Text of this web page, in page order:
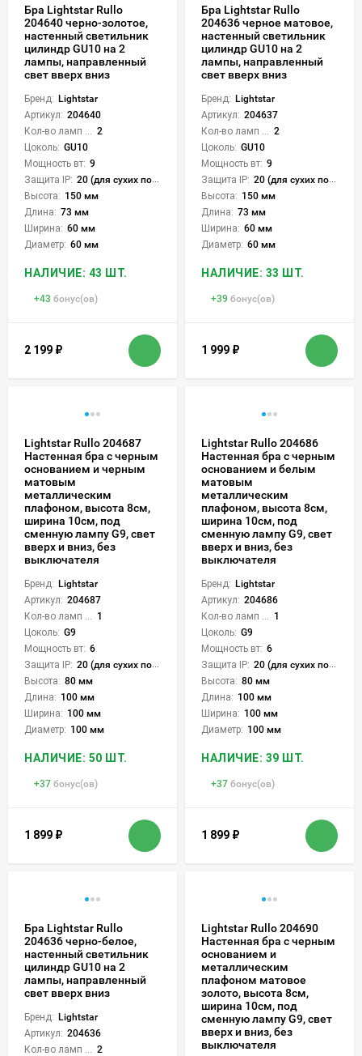
Бра Lightstar Rullo
204640 черно-золотое,
настенный светильник
цилиндр GU10 на 2
лампы, направленный
свет вверх вниз
Бренд: Lightstar
Артикул: 204640
2
Цоколь: GU10
Мощность вт: 9
Защита IP: 20 (для сухих пом.)
Высота: 150 мм
Длина: 73 мм
Ширина: 60 мм
Диаметр: 60 мм
НАЛИЧИЕ: 43 ШТ.
+43 бонус(ов)
2 199 ₽
Бра Lightstar Rullo
204636 черное матовое,
настенный светильник
цилиндр GU10 на 2
лампы, направленный
свет вверх вниз
Бренд: Lightstar
Артикул: 204637
2
Цоколь: GU10
Мощность вт: 9
Защита IP: 20 (для сухих пом.)
Высота: 150 мм
Длина: 73 мм
Ширина: 60 мм
Диаметр: 60 мм
НАЛИЧИЕ: 33 ШТ.
+39 бонус(ов)
1 999 ₽
Lightstar Rullo 204687
Настенная бра с черным
основанием и черным
матовым
металлическим
плафоном, высота 8см,
ширина 10см, под
сменную лампу G9, свет
вверх и вниз, без
выключателя
Бренд: Lightstar
Артикул: 204687
1
Цоколь: G9
Мощность вт: 6
Защита IP: 20 (для сухих пом.)
Высота: 80 мм
Длина: 100 мм
Ширина: 100 мм
Диаметр: 100 мм
НАЛИЧИЕ: 50 ШТ.
+37 бонус(ов)
1 899 ₽
Lightstar Rullo 204686
Настенная бра с черным
основанием и белым
матовым
металлическим
плафоном, высота 8см,
ширина 10см, под
сменную лампу G9, свет
вверх и вниз, без
выключателя
Бренд: Lightstar
Артикул: 204686
1
Цоколь: G9
Мощность вт: 6
Защита IP: 20 (для сухих пом.)
Высота: 80 мм
Длина: 100 мм
Ширина: 100 мм
Диаметр: 100 мм
НАЛИЧИЕ: 39 ШТ.
+37 бонус(ов)
1 899 ₽
Бра Lightstar Rullo
204636 черно-белое,
настенный светильник
цилиндр GU10 на 2
лампы, направленный
свет вверх вниз
Бренд: Lightstar
Артикул: 204636
2
Lightstar Rullo 204690
Настенная бра с черным
основанием и
металлическим
плафоном матовое
золото, высота 8см,
ширина 10см, под
сменную лампу G9, свет
вверх и вниз, без
выключателя